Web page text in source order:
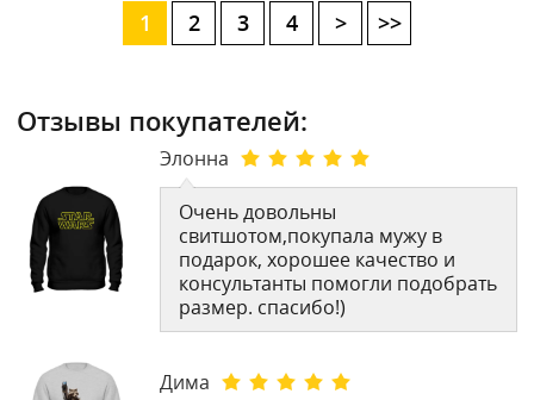
1 2 3 4 > >>
Отзывы покупателей:
Элонна
Очень довольны
свитшотом,покупала мужу в
подарок, хорошее качество и
консультанты помогли подобрать
размер. спасибо!)
Дима